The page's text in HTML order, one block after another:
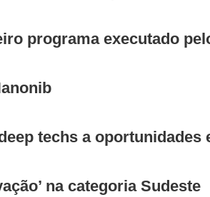
programa executado
techs a oportunidades
na categoria Sudeste